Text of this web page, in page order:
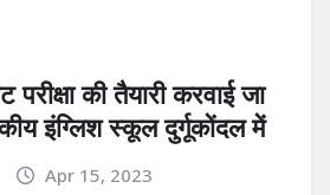
की तैयारी करवाई जा
इंग्लिश स्कूल दुर्गूकोंदल में
Apr 15, 2023